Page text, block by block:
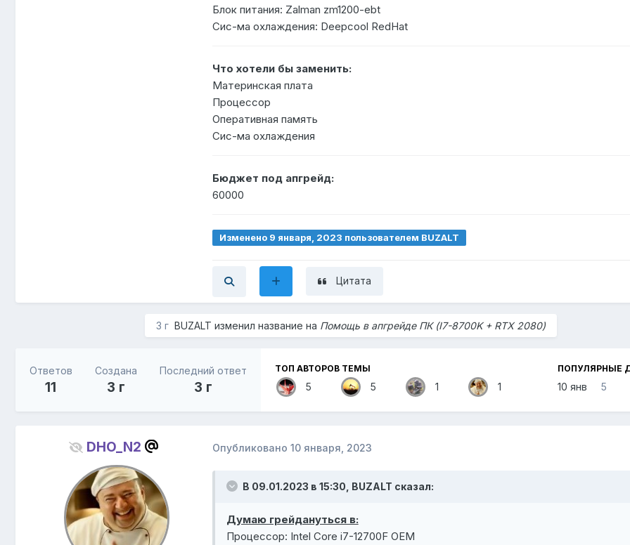
Блок питания: Zalman zm1200-ebt
Сис-ма охлаждения: Deepcool RedHat
Что хотели бы заменить:
Материнская плата
Процессор
Оперативная память
Сис-ма охлаждения
Бюджет под апгрейд:
60000
Изменено 9 января, 2023 пользователем BUZALT
Цитата
3 г BUZALT изменил название на Помощь в апгрейде ПК (I7-8700K + RTX 2080)
Ответов
11
Создана
3 г
Последний ответ
3 г
ТОП АВТОРОВ ТЕМЫ
5 5 1 1
ПОПУЛЯРНЫЕ
10 янв 5
DHO_N2 Опубликовано 10 января, 2023
В 09.01.2023 в 15:30, BUZALT сказал:
Думаю грейдануться в:
Процессор: Intel Core i7-12700F OEM